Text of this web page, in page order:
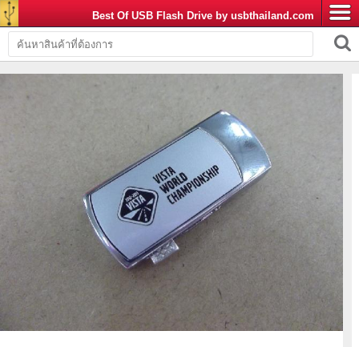
Best Of USB Flash Drive by usbthailand.com